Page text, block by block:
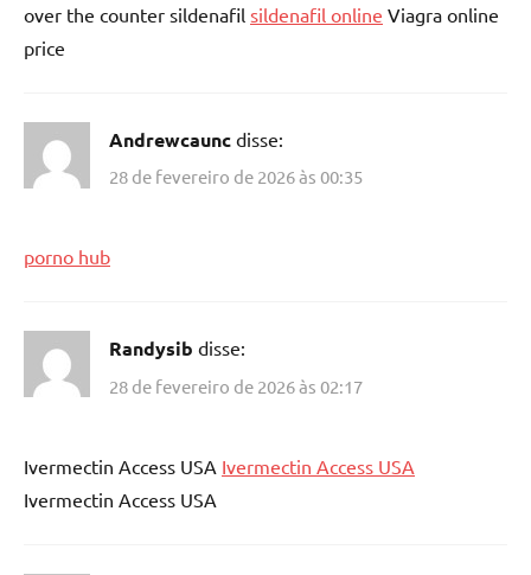
over the counter sildenafil sildenafil online Viagra online
price
Andrewcaunc disse:
28 de fevereiro de 2026 às 00:35
porno hub
Randysib disse:
28 de fevereiro de 2026 às 02:17
Ivermectin Access USA Ivermectin Access USA
Ivermectin Access USA